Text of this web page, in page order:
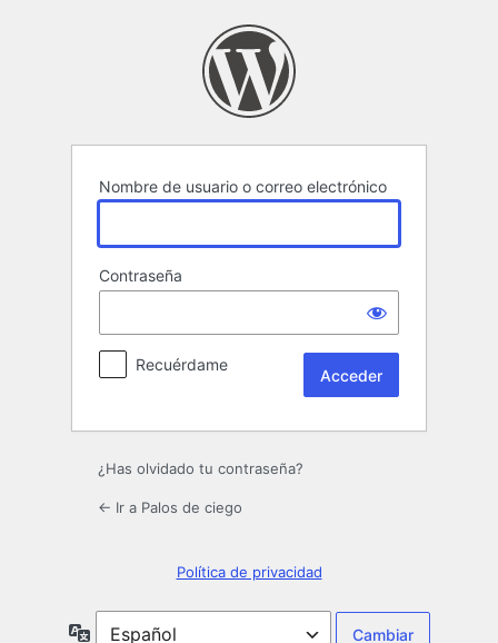
Nombre de usuario o correo electrónico
Contraseña
Recuérdame
¿Has olvidado tu contraseña?
← Ir a Palos de ciego
Política de privacidad
Idioma